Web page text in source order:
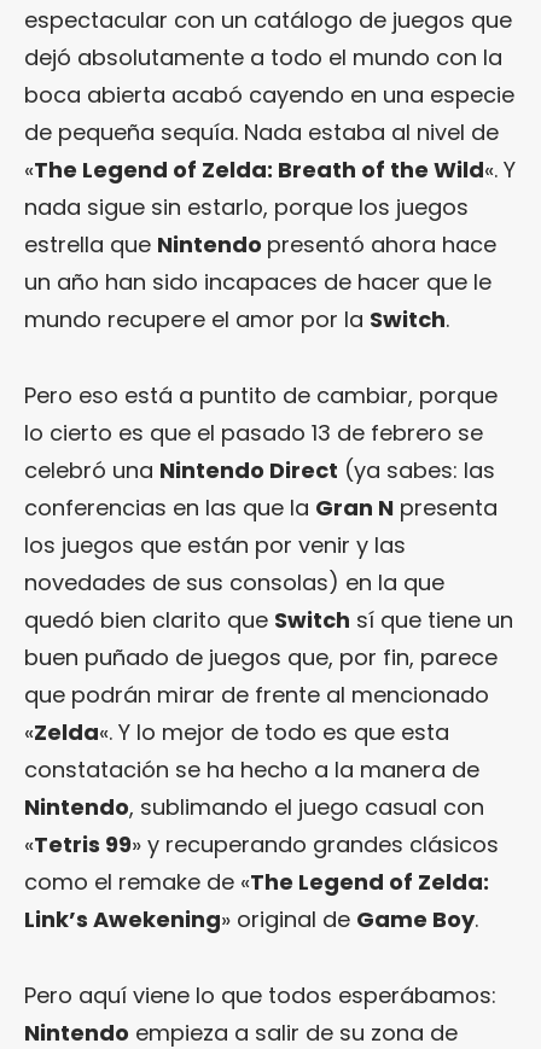
espectacular con un catálogo de juegos que
dejó absolutamente a todo el mundo con la
boca abierta acabó cayendo en una especie
de pequeña sequía. Nada estaba al nivel de
«The Legend of Zelda: Breath of the Wild«. Y
nada sigue sin estarlo, porque los juegos
estrella que Nintendo presentó ahora hace
un año han sido incapaces de hacer que le
mundo recupere el amor por la Switch.
Pero eso está a puntito de cambiar, porque
lo cierto es que el pasado 13 de febrero se
celebró una Nintendo Direct (ya sabes: las
conferencias en las que la Gran N presenta
los juegos que están por venir y las
novedades de sus consolas) en la que
quedó bien clarito que Switch sí que tiene un
buen puñado de juegos que, por fin, parece
que podrán mirar de frente al mencionado
«Zelda«. Y lo mejor de todo es que esta
constatación se ha hecho a la manera de
Nintendo, sublimando el juego casual con
«Tetris 99» y recuperando grandes clásicos
como el remake de «The Legend of Zelda:
Link’s Awekening» original de Game Boy.
Pero aquí viene lo que todos esperábamos:
Nintendo empieza a salir de su zona de